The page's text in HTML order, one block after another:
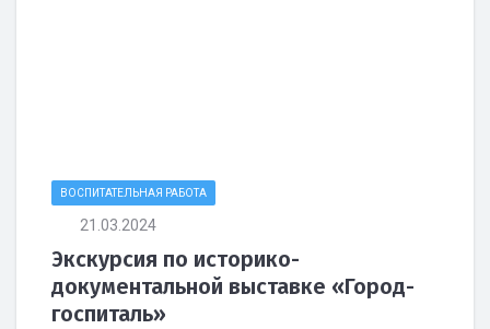
ВОСПИТАТЕЛЬНАЯ РАБОТА
21.03.2024
Экскурсия по историко-
документальной выставке «Город-
госпиталь»